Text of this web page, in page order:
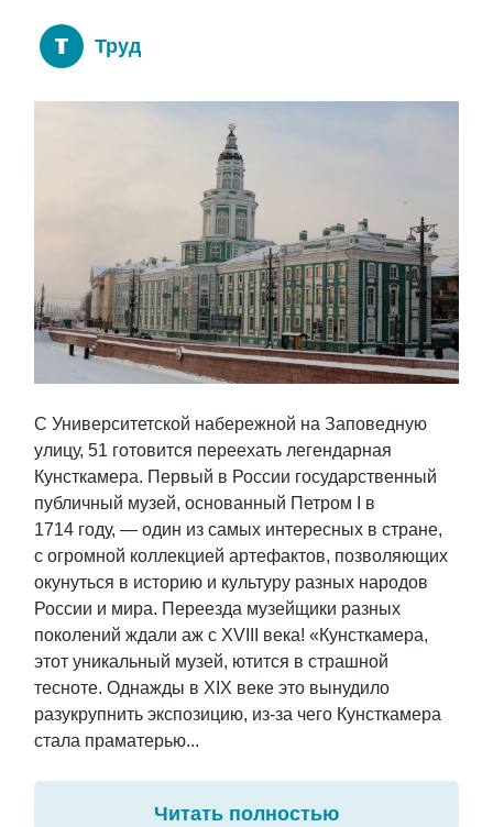
Труд
С Университетской набережной на Заповедную
улицу, 51 готовится переехать легендарная
Кунсткамера. Первый в России государственный
публичный музей, основанный Петром I в
1714 году, — один из самых интересных в стране,
с огромной коллекцией артефактов, позволяющих
окунуться в историю и культуру разных народов
России и мира. Переезда музейщики разных
поколений ждали аж с XVIII века! «Кунсткамера,
этот уникальный музей, ютится в страшной
тесноте. Однажды в XIX веке это вынудило
разукрупнить экспозицию, из-за чего Кунсткамера
стала праматерью...
Читать полностью